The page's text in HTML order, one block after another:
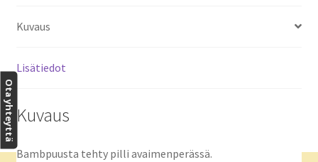
Kuvaus
Lisätiedot
Kuvaus
Bambpuusta tehty pilli avaimenperässä.
Ota yhteyttä